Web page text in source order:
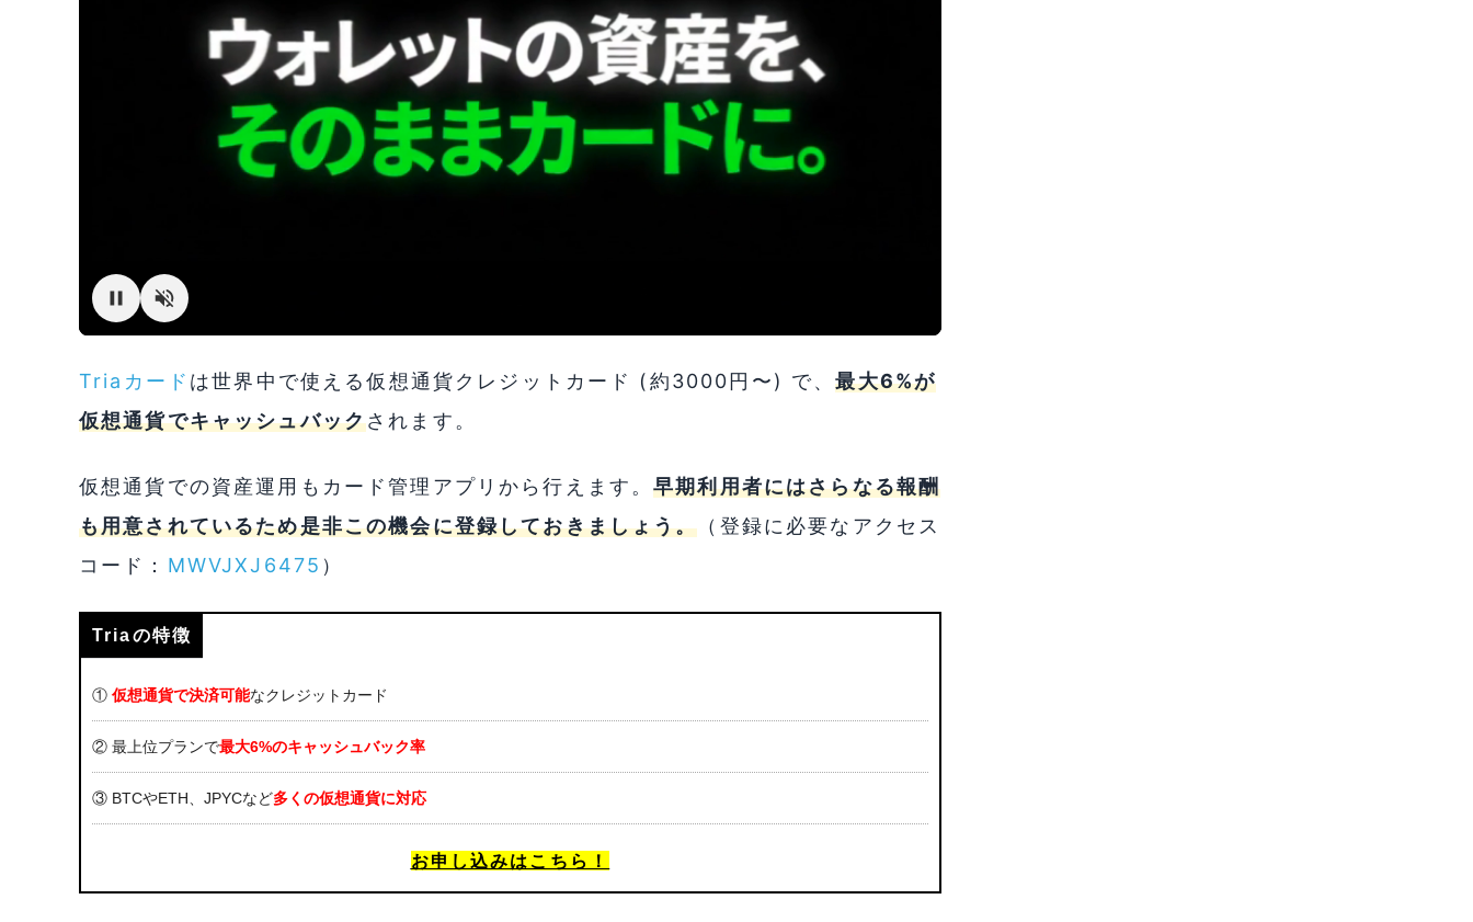
Triaカード は世界中で使える仮想通貨クレジットカード (約3000円〜) で、最大6%が
仮想通貨でキャッシュバックされます。
仮想通貨での資産運用もカード管理アプリから行えます。早期利用者にはさらなる報酬
も用意されているため是非この機会に登録しておきましょう。 （登録に必要なアクセス
コード： MWVJXJ6475 ）
Triaの特徴
① 仮想通貨で決済可能なクレジットカード
② 最上位プランで最大6%のキャッシュバック率
③ BTCやETH、JPYCなど多くの仮想通貨に対応
お申し込みはこちら！